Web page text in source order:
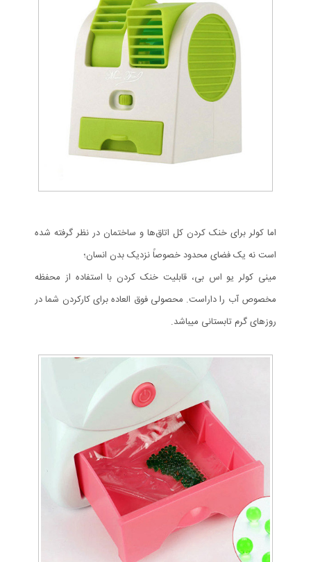
اما کولر برای خنک کردن کل اتاق‌ها و ساختمان در نظر گرفته شده
است نه یک فضای محدود خصوصاً نزدیک بدن انسان؛
مینی کولر یو اس بی، قابلیت خنک کردن با استفاده از محفظه
مخصوص آب را داراست. محصولی فوق العاده برای کارکردن شما در
روزهای گرم تابستانی میباشد.